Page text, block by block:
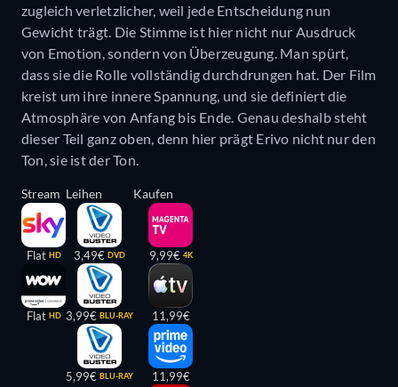
zugleich verletzlicher, weil jede Entscheidung nun
Gewicht trägt. Die Stimme ist hier nicht nur Ausdruck
von Emotion, sondern von Überzeugung. Man spürt,
dass sie die Rolle vollständig durchdrungen hat. Der Film
kreist um ihre innere Spannung, und sie definiert die
Atmosphäre von Anfang bis Ende. Genau deshalb steht
dieser Teil ganz oben, denn hier prägt Erivo nicht nur den
Ton, sie ist der Ton.
Stream
Flat HD
Flat HD
Leihen
3,49€ DVD
3,99€ BLU-RAY
5,99€ BLU-RAY
Kaufen
9,99€ 4K
11,99€
11,99€